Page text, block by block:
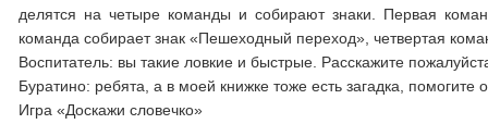
делятся на четыре команды и собирают знаки. Первая
команда собирает знак «Пешеходный переход», четвертая
Воспитатель: вы такие ловкие и быстрые. Расскажите
Буратино: ребята, а в моей книжке тоже есть загадка, помогите
Игра «Доскажи словечко»